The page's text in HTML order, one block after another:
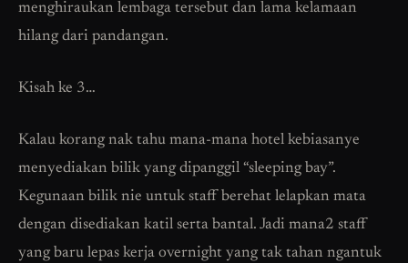
menghiraukan lembaga tersebut dan lama kelamaan
hilang dari pandangan.
Kisah ke 3…
Kalau korang nak tahu mana-mana hotel kebiasanye
menyediakan bilik yang dipanggil “sleeping bay”.
Kegunaan bilik nie untuk staff berehat lelapkan mata
dengan disediakan katil serta bantal. Jadi mana2 staff
yang baru lepas kerja overnight yang tak tahan ngantuk